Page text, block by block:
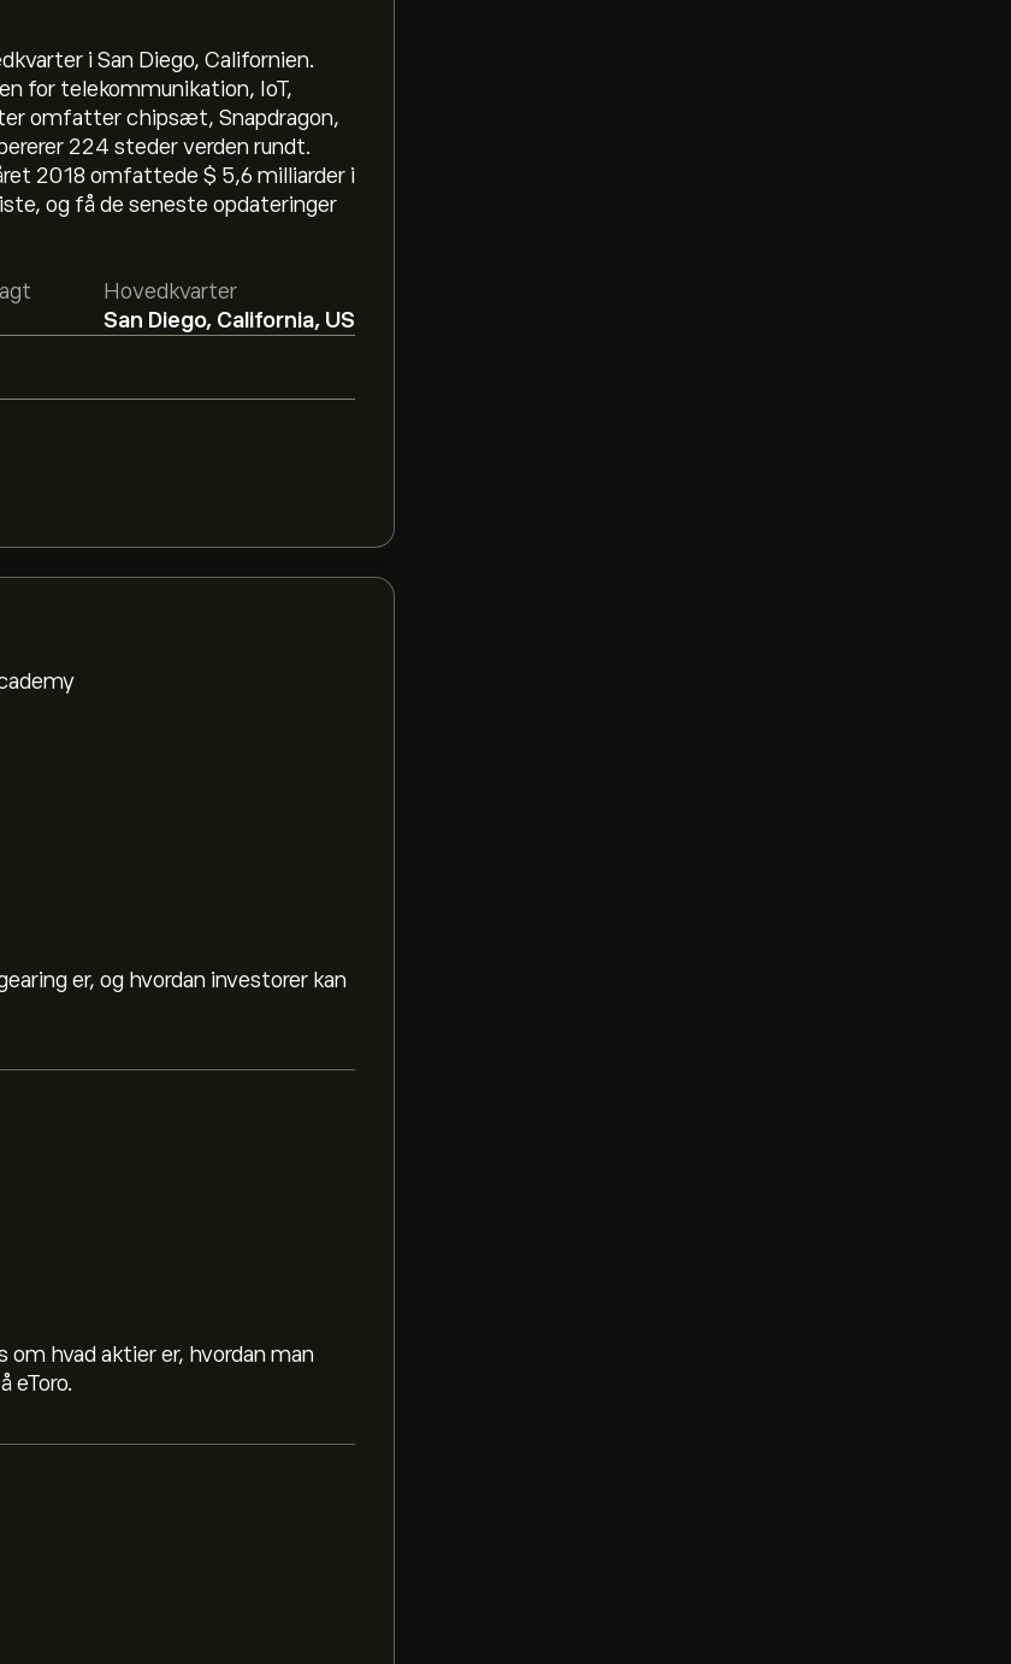
i San Diego, Californien.
for telekommunikation, IoT,
omfatter chipsæt, Snapdragon,
224 steder verden rundt.
2018 omfattede $ 5,6 milliarder i
og få de seneste opdateringer
Hovedkvarter
San Diego, California, US
er, og hvordan investorer kan
om hvad aktier er, hvordan man
eToro.